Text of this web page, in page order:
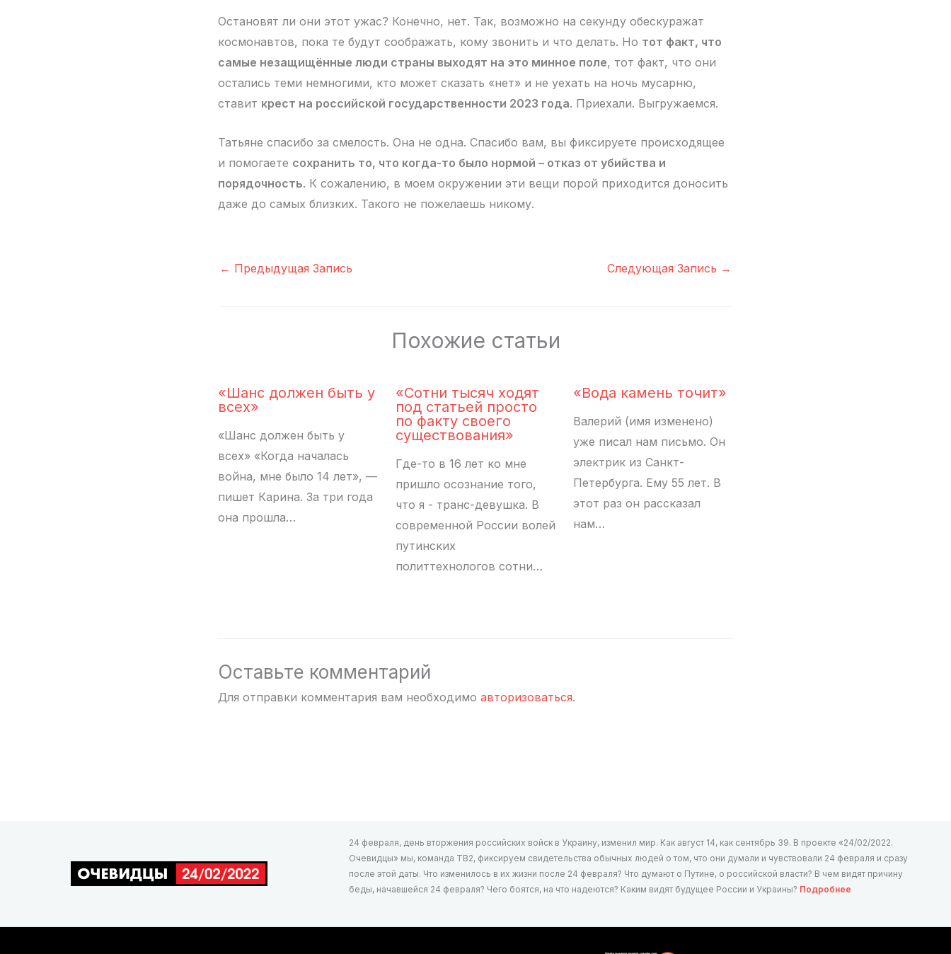
Остановят ли они этот ужас? Конечно, нет. Так, возможно на секунду обескуражат
космонавтов, пока те будут соображать, кому звонить и что делать. Но тот факт, что
самые незащищённые люди страны выходят на это минное поле, тот факт, что они
остались теми немногими, кто может сказать «нет» и не уехать на ночь мусарню,
ставит крест на российской государственности 2023 года. Приехали. Выгружаемся.
Татьяне спасибо за смелость. Она не одна. Спасибо вам, вы фиксируете происходящее
и помогаете сохранить то, что когда-то было нормой – отказ от убийства и
порядочность. К сожалению, в моем окружении эти вещи порой приходится доносить
даже до самых близких. Такого не пожелаешь никому.
← Предыдущая Запись Следующая Запись →
Похожие статьи
«Шанс должен быть у
всех»
«Шанс должен быть у
всех» «Когда началась
война, мне было 14 лет», —
пишет Карина. За три года
она прошла…
«Сотни тысяч ходят
под статьей просто
по факту своего
существования»
Где-то в 16 лет ко мне
пришло осознание того,
что я - транс-девушка. В
современной России волей
путинских
политтехнологов сотни…
«Вода камень точит»
Валерий (имя изменено)
уже писал нам письмо. Он
электрик из Санкт-
Петербурга. Ему 55 лет. В
этот раз он рассказал
нам…
Оставьте комментарий
Для отправки комментария вам необходимо авторизоваться.
24 февраля, день вторжения российских войск в Украину, изменил мир. Как август 14, как сентябрь 39. В проекте «24/02/2022.
Очевидцы» мы, команда ТВ2, фиксируем свидетельства обычных людей о том, что они думали и чувствовали 24 февраля и сразу
после этой даты. Что изменилось в их жизни после 24 февраля? Что думают о Путине, о российской власти? В чем видят причину
беды, начавшейся 24 февраля? Чего боятся, на что надеются? Каким видят будущее России и Украины? Подробнее